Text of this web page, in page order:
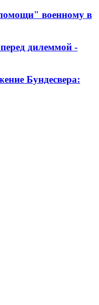
военному в
дилеммой -
Бундесвера: